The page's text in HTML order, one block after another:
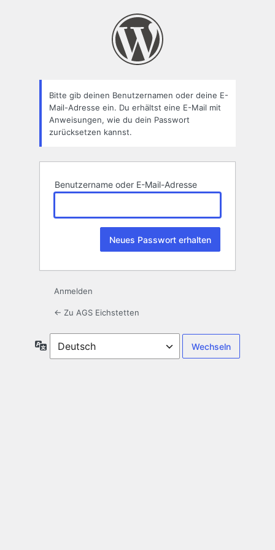
Bitte gib deinen Benutzernamen oder deine E-
Mail-Adresse ein. Du erhältst eine E-Mail mit
Anweisungen, wie du dein Passwort
zurücksetzen kannst.
Benutzername oder E-Mail-Adresse
Anmelden
← Zu AGS Eichstetten
Sprache